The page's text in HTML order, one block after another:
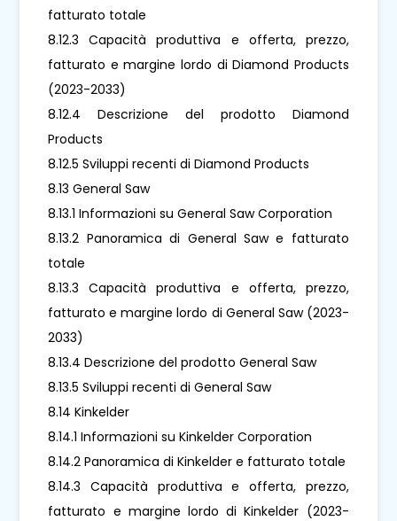
fatturato totale
8.12.3 Capacità produttiva e offerta, prezzo,
fatturato e margine lordo di Diamond Products
(2023-2033)
8.12.4 Descrizione del prodotto Diamond
Products
8.12.5 Sviluppi recenti di Diamond Products
8.13 General Saw
8.13.1 Informazioni su General Saw Corporation
8.13.2 Panoramica di General Saw e fatturato
totale
8.13.3 Capacità produttiva e offerta, prezzo,
fatturato e margine lordo di General Saw (2023-
2033)
8.13.4 Descrizione del prodotto General Saw
8.13.5 Sviluppi recenti di General Saw
8.14 Kinkelder
8.14.1 Informazioni su Kinkelder Corporation
8.14.2 Panoramica di Kinkelder e fatturato totale
8.14.3 Capacità produttiva e offerta, prezzo,
fatturato e margine lordo di Kinkelder (2023-